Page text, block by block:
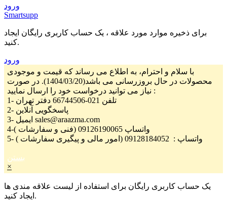
ورود
Smartsupp
برای ذخیره موارد مورد علاقه ، یک حساب کاربری رایگان ایجاد
کنید.
ورود
با سلام و احترام، به اطلاع می رساند که قیمت و موجودی
محصولات در حال بروزرسانی می باشد(1404/03/20). در صورت
نیاز می توانید درخواست خود را ارسال نمایید :
1- تلفن 021-66744506 دفتر تهران
2- پاسخگویی آنلاین
3- ایمیل sales@araazma.com
4-واتساپ 09126190065 (فنی و سفارشات )
5- واتساپ : 09128184052 (امور مالی و پیگیری سفارشات )
بستن
×
یک حساب کاربری رایگان برای استفاده از لیست علاقه مندی ها
ایجاد کنید.